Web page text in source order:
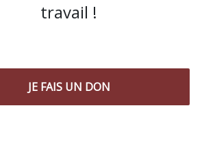
travail !
JE FAIS UN DON